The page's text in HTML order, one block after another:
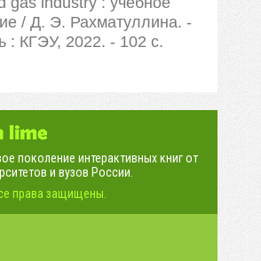
/ Д. Э. Рахматуллина. -
: КГЭУ, 2022. - 102 с.
поколение интерактивных книг от
и вузов России.
права защищены.